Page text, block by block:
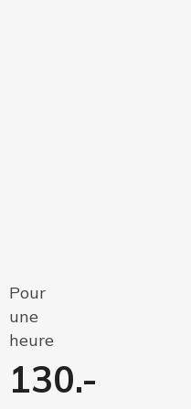
Pour
une
heure
130.-